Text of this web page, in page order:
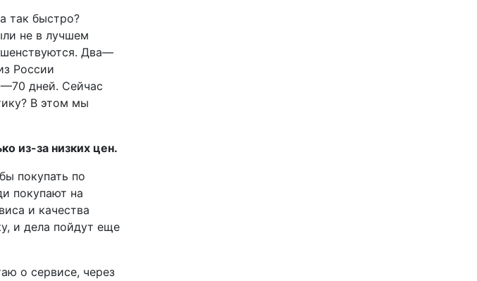
так быстро?
не в лучшем
Два—
России
дней. Сейчас
В этом мы
из-за низких цен.
покупать по
покупают на
и качества
и дела пойдут еще
о сервисе, через